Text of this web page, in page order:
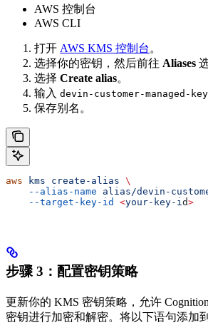
AWS 控制台
AWS CLI
打开 AWS KMS 控制台 。
选择你的密钥，然后前往 Aliases
选择 Create alias。
输入 devin-customer-managed-key
保存别名。
aws kms create-alias \
    --alias-name
alias/devin-
    --target-key-id
<your-key-id>
步骤 3：配置密钥策略
更新你的 KMS 密钥策略，允许
密钥进行加密和解密。将以下语句添加